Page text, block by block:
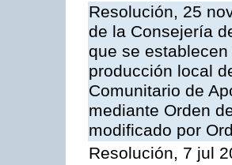
Resolución, 25
de la Consejería
que se
producción local
Comunitario de
mediante Orden
modificado por
Resolución, 7 jul